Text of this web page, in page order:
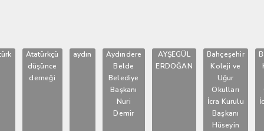
Atatürkçü
düşünce
derneği
aydın
Aydındere
Belde
Belediye
Başkanı
Nuri
Demir
AYŞEGÜL
ERDOĞAN
Bahçeşehir
Koleji ve
Uğur
Okulları
İcra Kurulu
Başkanı
Hüseyin